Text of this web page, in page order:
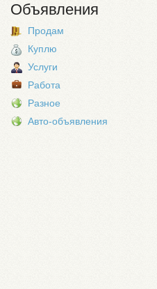
Объявления
Продам
Куплю
Услуги
Работа
Разное
Авто-объявления